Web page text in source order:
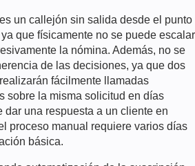
un callejón sin salida desde el punto
que físicamente no se puede escalar
la nómina. Además, no se
de las decisiones, ya que dos
fácilmente llamadas
sobre la misma solicitud en días
dar una respuesta a un cliente en
proceso manual requiere varios días
básica.